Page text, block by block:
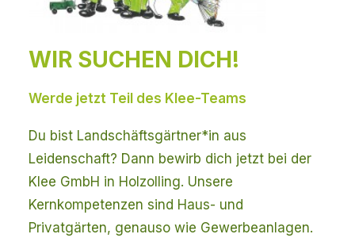
WIR SUCHEN DICH!
Werde jetzt Teil des Klee-Teams
Du bist Landschäftsgärtner*in aus
Leidenschaft? Dann bewirb dich jetzt bei der
Klee GmbH in Holzolling. Unsere
Kernkompetenzen sind Haus- und
Privatgärten, genauso wie Gewerbeanlagen.